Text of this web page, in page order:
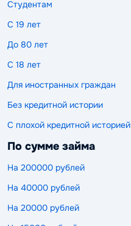
Студентам
С 19 лет
До 80 лет
С 18 лет
Для иностранных граждан
Без кредитной истории
С плохой кредитной историей
По сумме займа
На 200000 рублей
На 40000 рублей
На 20000 рублей